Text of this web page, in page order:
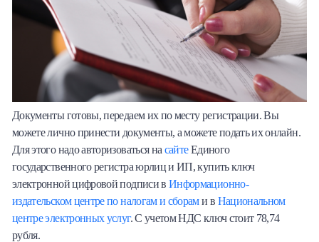
Документы готовы, передаем их по месту регистрации. Вы
можете лично принести документы, а можете подать их онлайн.
Для этого надо авторизоваться на сайтеЕдиного
государственного регистра юрлиц и ИП, купить ключ
электронной цифровой подписи в Информационно-
издательском центре по налогам и сборами в Национальном
центре электронных услуг. С учетом НДС ключ стоит 78,74
рубля.